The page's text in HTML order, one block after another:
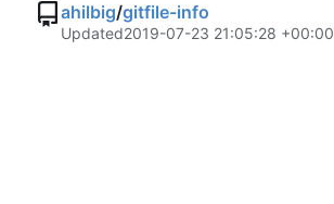
ahilbig/gitfile-info
Updated2019-07-23 21:05:28 +00:00